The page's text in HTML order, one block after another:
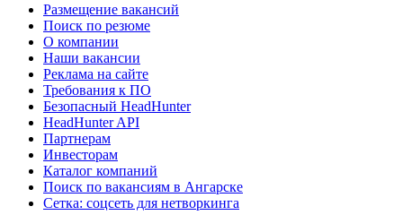
Размещение вакансий
Поиск по резюме
О компании
Наши вакансии
Реклама на сайте
Требования к ПО
Безопасный HeadHunter
HeadHunter API
Партнерам
Инвесторам
Каталог компаний
Поиск по вакансиям в Ангарске
Сетка: соцсеть для нетворкинга